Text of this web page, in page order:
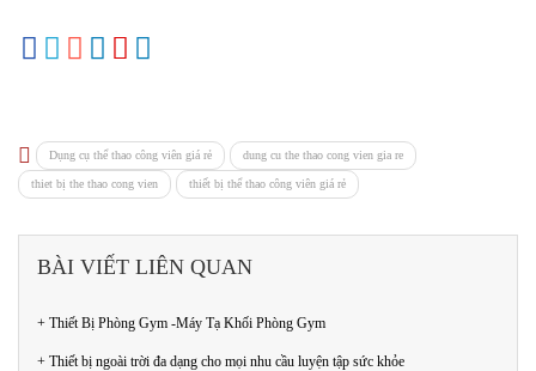
Dụng cụ thể thao công viên giá rẻ dung cu the thao cong vien gia re
thiet bị the thao cong vien thiết bị thể thao công viên giá rẻ
BÀI VIẾT LIÊN QUAN
+ Thiết Bị Phòng Gym -Máy Tạ Khối Phòng Gym
+ Thiết bị ngoài trời đa dạng cho mọi nhu cầu luyện tập sức khỏe